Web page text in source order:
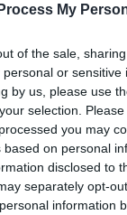
My
of the sale,
or sensitive
by us, please use
selection.
you may
based on personal
disclosed to
separately opt-
information